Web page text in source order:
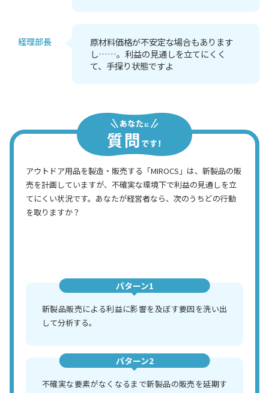
経理部長
原材料価格が不安定な場合もあります
し……。利益の見通しを立てにくく
て、手探り状態ですよ
アウトドア用品を製造・販売する「MIROCS」は、新製品の販
売を計画していますが、不確実な環境下で利益の見通しを立
てにくい状況です。あなたが経営者なら、次のうちどの行動
を取りますか？
パターン1
新製品販売による利益に影響を及ぼす要因を洗い出
して分析する。
パターン2
不確実な要素がなくなるまで新製品の販売を延期す